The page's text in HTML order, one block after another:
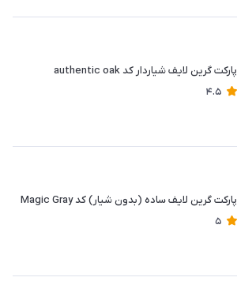
پارکت گرین لایف شیاردار کد authentic oak
4.5
پارکت گرین لایف ساده (بدون شیار) کد Magic Gray
5